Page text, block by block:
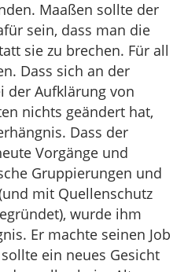
Maaßen sollte der
sein, dass man die
sie zu brechen. Für all
Dass sich an der
der Aufklärung von
nichts geändert hat,
Dass der
Vorgänge und
Gruppierungen und
mit Quellenschutz
wurde ihm
Er machte seinen Job
ein neues Gesicht